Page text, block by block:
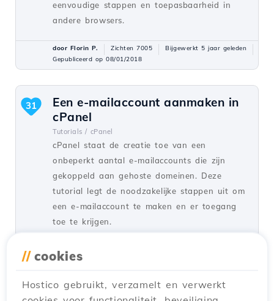
eenvoudige stappen en toepasbaarheid in
andere browsers.
door Florin P. Zichten 7005
Bijgewerkt 5 jaar geleden
Gepubliceerd op 08/01/2018
Een e-mailaccount aanmaken in
cPanel
Tutorials / cPanel
cPanel staat de creatie toe van een
onbeperkt aantal e-mailaccounts die zijn
gekoppeld aan gehoste domeinen. Deze
tutorial legt de noodzakelijke stappen uit om
een e-mailaccount te maken en er toegang
toe te krijgen.
31
door Cătălin A.
Bijgewerkt 2 jaar geleden
// cookies
Hostico gebruikt, verzamelt en verwerkt